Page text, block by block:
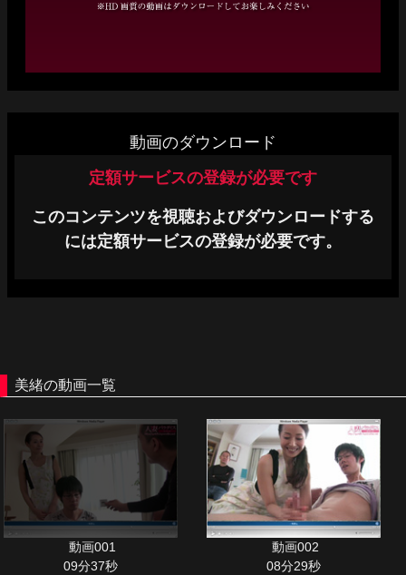
[定額] 継続6カ月ギャラリー
動画のダウンロード
定額サービスの登録が必要です
このコンテンツを視聴およびダウンロードする
には定額サービスの登録が必要です。
美緒の動画一覧
09分37秒 08分29秒